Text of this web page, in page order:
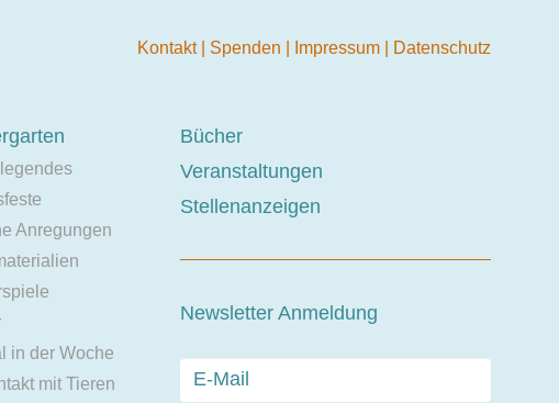
Kontakt Spenden Impressum Datenschutz
Anregungen
in der Woche
mit Tieren
Bücher
Veranstaltungen
Stellenanzeigen
Newsletter Anmeldung